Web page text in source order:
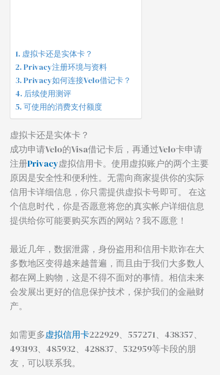
虚拟卡还是实体卡？
Privacy注册环境与资料
Privacy如何连接Velo借记卡？
后续使用测评
可使用的消费支付额度
虚拟卡还是实体卡？
成功申请Velo的Visa借记卡后，再通过Velo卡申请
注册Privacy虚拟信用卡。使用虚拟账户的两个主要
原因是安全性和便利性。无需向商家提供你的实际
信用卡详细信息，你只需提供虚拟卡号即可。 在这
个信息时代，你是否愿意将您的真实帐户详细信息
提供给你可能要购买东西的网站？我不愿意！
最近几年，数据泄露，身份盗用和信用卡欺诈在大
多数地区变得越来越普遍，而且由于我们大多数人
都在网上购物，这是不得不面对的事情。相信未来
会发展出更好的信息保护技术，保护我们的金融财
产。
如需更多虚拟信用卡222929、557271、438357、
493193、485932、428837、532959等卡段的朋
友，可以联系我。